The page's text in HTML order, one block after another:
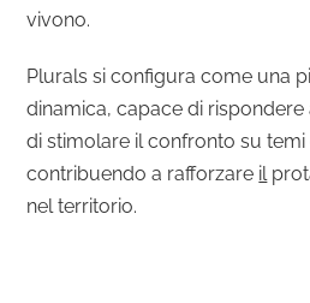
vivono.
Plurals si configura come una
dinamica, capace di rispondere
di stimolare il confronto su
contribuendo a rafforzare il
nel territorio.